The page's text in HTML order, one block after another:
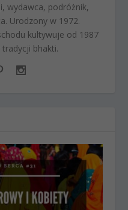
wydawca, podróżnik,
Urodzony w 1972.
kultywuje od 1987
bhakti.